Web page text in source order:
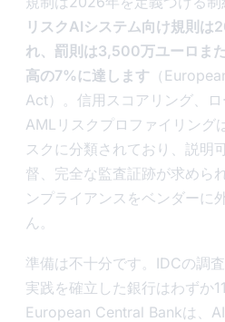
リスクAIシステム向け規則は
れ、罰則は3,500万ユーロま
高の7%に達します （
Act）。信用スコアリング、ロ
AMLリスクプロファイリング
スクに分類されており、説明
督、完全な監査証跡が求めら
ンプライアンスをベンダーに
ん。
準備は不十分です。IDCの調
実践を確立した銀行はわずか
European Central Bankは、